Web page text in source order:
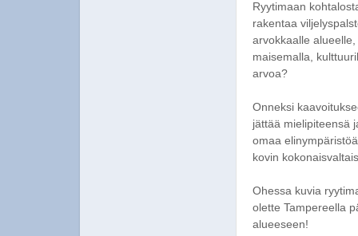
Ryytimaan
rakentaa
arvokkaalle
maisemalla,
arvoa?
Onneksi
jättää mielipiteensä
omaa
kovin
Ohessa kuvia
olette Tampereella
alueeseen!